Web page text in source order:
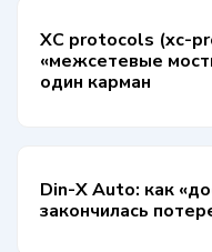
XC protocols (xc-
«межсетевые
один карман
Din-X Auto: как
закончилась